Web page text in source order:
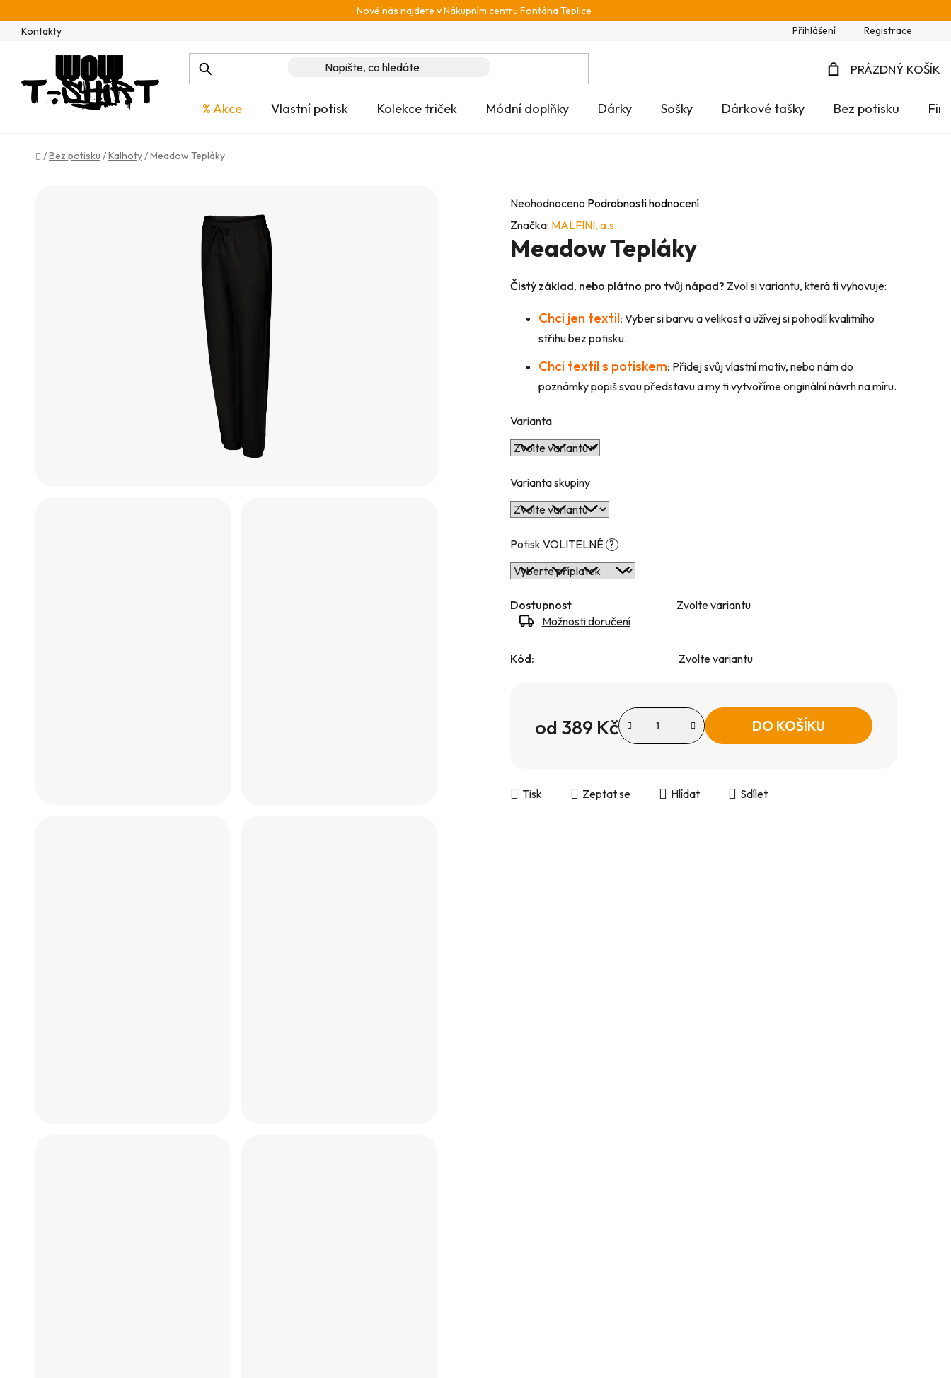
na
obsah
Nově nás najdete v Nákupním centru Fontána Teplice
Kontakty
Přihlášení Registrace
PRÁZDNÝ KOŠÍK
% Akce Vlastní potisk Kolekce triček Módní doplňky Dárky Sošky Dárkové tašky Bez potisku
Domů
/Bez potisku /Kalhoty/Meadow Tepláky
Průměrné
hodnocení
produktu
je
0,0
hvězdiček.
Neohodnoceno Podrobnosti hodnocení
Značka: MALFINI, a.s.
Meadow Tepláky
Čistý základ, nebo plátno pro tvůj nápad? Zvol si variantu, která ti vyhovuje:
Chci jen textil: Vyber si barvu a velikost a užívej si pohodlí kvalitního
střihu bez potisku.
Chci textil s potiskem: Přidej svůj vlastní motiv, nebo nám do
poznámky popiš svou představu a my ti vytvoříme originální návrh na míru.
Varianta
Varianta skupiny
Potisk VOLITELNÉ ?
Dostupnost
Zvolte variantu
Možnosti doručení
Kód: Zvolte variantu
od 389 Kč DO KOŠÍKU
Tisk Zeptat se Hlídat Sdílet